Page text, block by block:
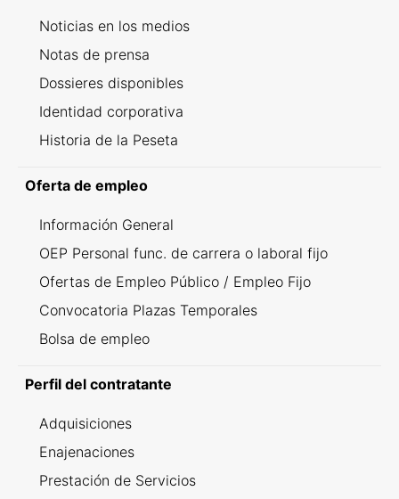
Noticias en los medios
Notas de prensa
Dossieres disponibles
Identidad corporativa
Historia de la Peseta
Oferta de empleo
Información General
OEP Personal func. de carrera o laboral fijo
Ofertas de Empleo Público / Empleo Fijo
Convocatoria Plazas Temporales
Bolsa de empleo
Perfil del contratante
Adquisiciones
Enajenaciones
Prestación de Servicios